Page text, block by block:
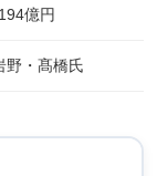
億円
・髙橋氏